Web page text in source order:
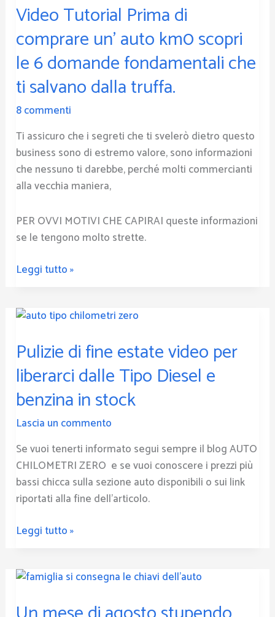
Video Tutorial Prima di
comprare un’ auto km0 scopri
le 6 domande fondamentali che
ti salvano dalla truffa.
8 commenti
Ti assicuro che i segreti che ti svelerò dietro questo
business sono di estremo valore, sono informazioni
che nessuno ti darebbe, perché molti commercianti
alla vecchia maniera,
PER OVVI MOTIVI CHE CAPIRAI queste informazioni
se le tengono molto strette.
Prima
comprare
un’
auto
km0
scopri
le
6
domande
fondamentali
che
salvano
dalla
Leggi tutto »
Pulizie di fine estate video per
liberarci dalle Tipo Diesel e
benzina in stock
Lascia un commento
Se vuoi tenerti informato segui sempre il blog AUTO
CHILOMETRI ZERO e se vuoi conoscere i prezzi più
bassi chicca sulla sezione auto disponibili o sui link
riportati alla fine dell’articolo.
Pulizie
fine
estate
video
per
liberarci
dalle
Tipo
Diesel
e
benzina
stock
Leggi tutto »
Un
di